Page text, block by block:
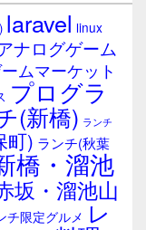
laravel linux
ナログゲーム
ムマーケット
プログラ
(新橋) ランチ
町) ランチ(秋葉
橋・溜池
坂・溜池山
チ限定グルメ レ